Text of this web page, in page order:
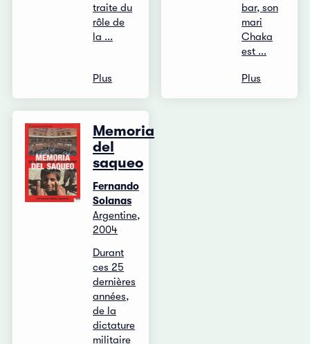
traite du
rôle de
la ...
Plus
bar, son
mari
Chaka
est ...
Plus
Memoria
del
saqueo
Fernando
Solanas
Argentine,
2004
Durant
ces 25
dernières
années,
de la
dictature
militaire